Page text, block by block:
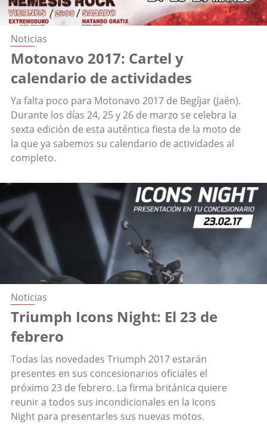
Noticias
Motonavo 2017: Cartel y
calendario de actividades
Ya falta poco para Motonavo 2017 de Begíjar (Jaén).
Durante los días 24, 25 y 26 de marzo se celebra la
sexta edición de esta auténtica fiesta de la moto de
la que ya sabemos su calendario de actividades al
completo.
Noticias
Triumph Icons Night: El 23 de
febrero
Todas las novedades Triumph 2017 estarán
presentes en sus concesionarios oficiales el
próximo 23 de febrero. La firma británica quiere
reunir a todos sus incondicionales en la Icons
Night para presentarles sus nuevas motos.